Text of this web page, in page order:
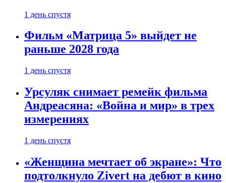
1 день спустя
Фильм «Матрица 5» выйдет не
раньше 2028 года
1 день спустя
Урсуляк снимает ремейк фильма
Андреасяна: «Война и мир» в трех
измерениях
1 день спустя
«Женщина мечтает об экране»: Что
подтолкнуло Zivert на дебют в кино